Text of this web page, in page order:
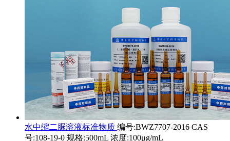
水中缩二脲溶液标准物质 编号:BWZ7707-2016 CAS
号:108-19-0 规格:500mL 浓度:100μg/mL